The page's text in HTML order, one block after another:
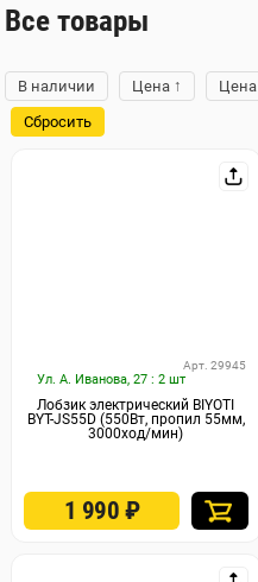
Все товары
В наличии Цена ↑ Цена
Сбросить
Ул. А. Иванова, 27 : 2 шт
Арт. 29945
Лобзик электрический BIYOTI
BYT-JS55D (550Вт, пропил 55мм,
3000ход/мин)
1 990 ₽